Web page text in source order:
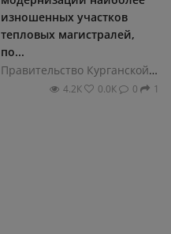
изношенных участков
тепловых магистралей,
по...
Правительство Курганской области
4.2К 0.0К 0 1